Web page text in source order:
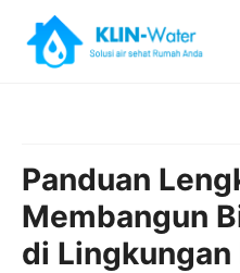
content
Panduan
Membangun
di Lingkungan